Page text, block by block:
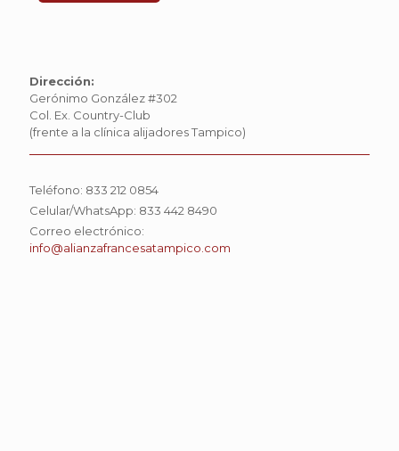
Dirección:
Gerónimo González #302
Col. Ex. Country-Club
(frente a la clínica alijadores Tampico)
Teléfono: 833 212 0854
Celular/WhatsApp: 833 442 8490
Correo electrónico:
info@alianzafrancesatampico.com